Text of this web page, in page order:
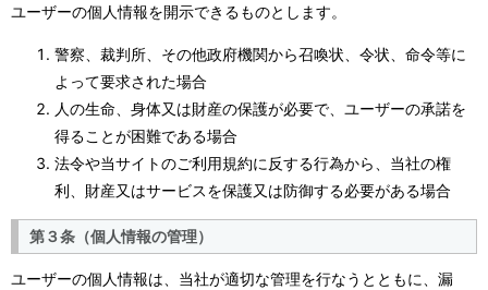
ユーザーの個人情報を開示できるものとします。
警察、裁判所、その他政府機関から召喚状、令状、命令等に
よって要求された場合
人の生命、身体又は財産の保護が必要で、ユーザーの承諾を
得ることが困難である場合
法令や当サイトのご利用規約に反する行為から、当社の権
利、財産又はサービスを保護又は防御する必要がある場合
第３条（個人情報の管理）
ユーザーの個人情報は、当社が適切な管理を行なうとともに、漏